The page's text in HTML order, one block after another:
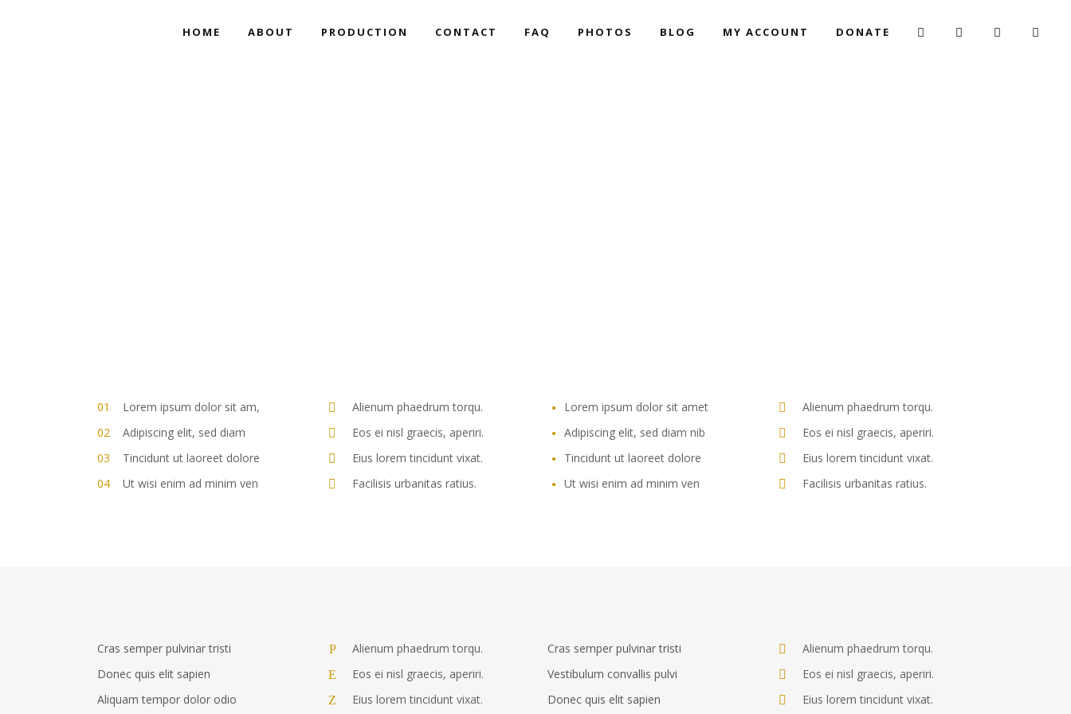
HOME ABOUT PRODUCTION CONTACT FAQ PHOTOS BLOG MY ACCOUNT DONATE
Lorem ipsum dolor sit am,
Adipiscing elit, sed diam
Tincidunt ut laoreet dolore
Ut wisi enim ad minim ven
Alienum phaedrum torqu.
Eos ei nisl graecis, aperiri.
Eius lorem tincidunt vixat.
Facilisis urbanitas ratius.
Lorem ipsum dolor sit amet
Adipiscing elit, sed diam nib
Tincidunt ut laoreet dolore
Ut wisi enim ad minim ven
Alienum phaedrum torqu.
Eos ei nisl graecis, aperiri.
Eius lorem tincidunt vixat.
Facilisis urbanitas ratius.
Cras semper pulvinar tristi
Donec quis elit sapien
Aliquam tempor dolor odio
Alienum phaedrum torqu.
Eos ei nisl graecis, aperiri.
Eius lorem tincidunt vixat.
Cras semper pulvinar tristi
Vestibulum convallis pulvi
Donec quis elit sapien
Alienum phaedrum torqu.
Eos ei nisl graecis, aperiri.
Eius lorem tincidunt vixat.